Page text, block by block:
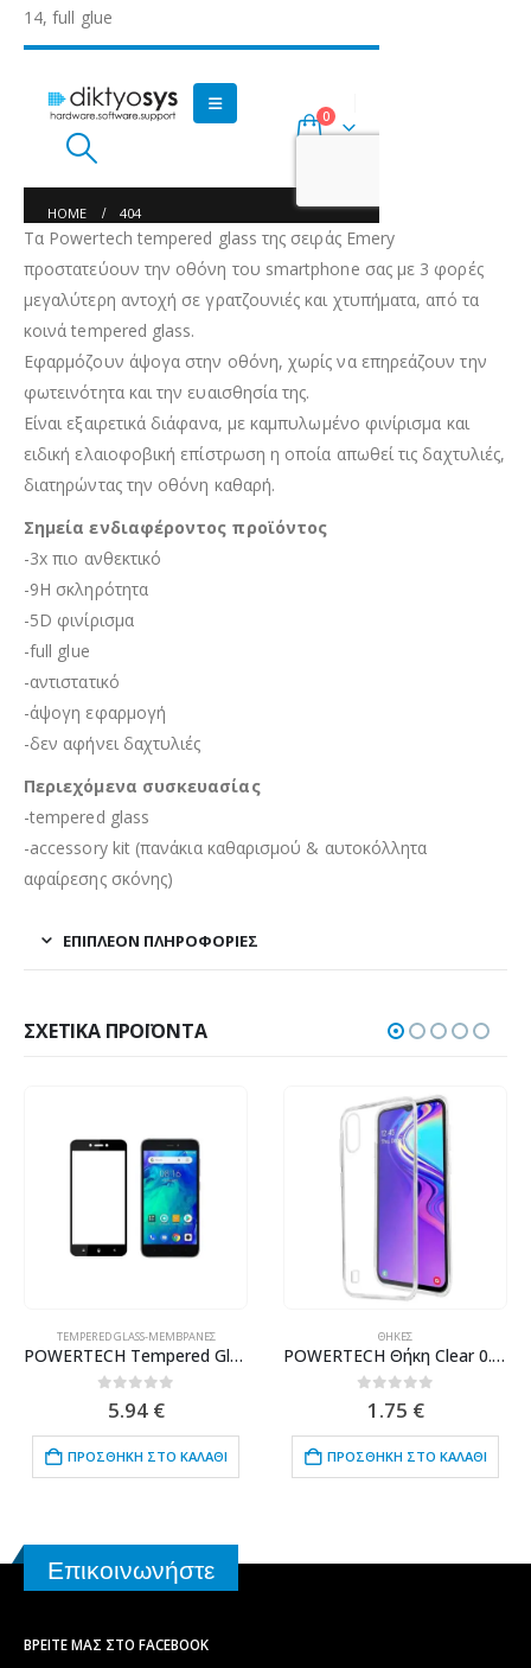
14, full glue
Τα Powertech tempered glass της σειράς Emery
προστατεύουν την οθόνη του smartphone σας με 3 φορές
μεγαλύτερη αντοχή σε γρατζουνιές και χτυπήματα, από τα
κοινά tempered glass.
Εφαρμόζουν άψογα στην οθόνη, χωρίς να επηρεάζουν την
φωτεινότητα και την ευαισθησία της.
Είναι εξαιρετικά διάφανα, με καμπυλωμένο φινίρισμα και
ειδική ελαιοφοβική επίστρωση η οποία απωθεί τις δαχτυλιές,
διατηρώντας την οθόνη καθαρή.
Σημεία ενδιαφέροντος προϊόντος
-3x πιο ανθεκτικό
-9H σκληρότητα
-5D φινίρισμα
-full glue
-αντιστατικό
-άψογη εφαρμογή
-δεν αφήνει δαχτυλιές
Περιεχόμενα συσκευασίας
-tempered glass
-accessory kit (πανάκια καθαρισμού & αυτοκόλλητα
αφαίρεσης σκόνης)
ΕΠΙΠΛΈΟΝ ΠΛΗΡΟΦΟΡΊΕΣ
ΣΧΕΤΙΚΆ ΠΡΟΪΌΝΤΑ
TEMPERED GLASS-ΜΕΜΒΡΆΝΕΣ
POWERTECH Tempered Glass 5D Full Glue για Xiaomi Redmi Go, Black
out of 5
5.94 €
ΠΡΟΣΘΉΚΗ ΣΤΟ ΚΑΛΆΘΙ
ΘΉΚΕΣ
POWERTECH Θήκη Clear 0.5mm TPU για SAMSUNG Galaxy M10, διάφανη
out of 5
1.75 €
ΠΡΟΣΘΉΚΗ ΣΤΟ ΚΑΛΆΘΙ
Επικοινωνήστε
ΒΡΕΊΤΕ ΜΑΣ ΣΤΟ FACEBOOK